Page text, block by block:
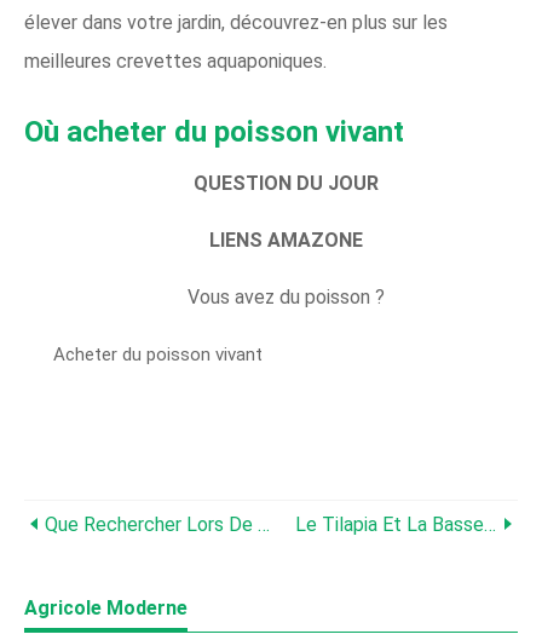
élever dans votre jardin, découvrez-en plus sur les
meilleures crevettes aquaponiques.
Où acheter du poisson vivant
QUESTION DU JOUR
LIENS AMAZONE
Vous avez du poisson ?
Acheter du poisson vivant
Que Rechercher Lors De L'achat De Tilapia (Guide Facile) Le Tilapia Et La Basse Peuvent-Ils Vivre Ensemble ?
Agricole Moderne